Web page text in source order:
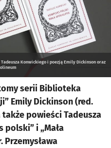
Konwickiego i poezją Emily Dickinson oraz
serii Biblioteka
Emily Dickinson (red.
także powieści Tadeusza
polski” i „Mała
Przemysława